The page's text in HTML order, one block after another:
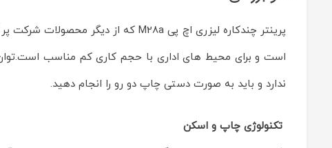
مدل
LaserJet
M28aReviewed
ندارد و باید به صورت دستی چاپ دو رو را انجام دهید.
تکنولوژی چاپ و اسکن